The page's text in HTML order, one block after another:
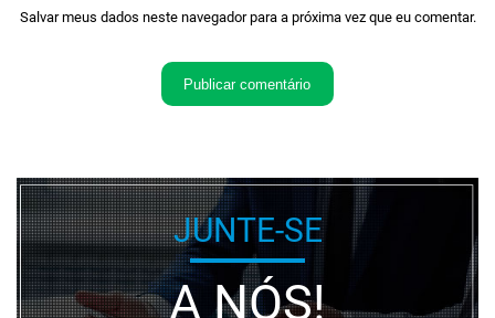
Salvar meus dados neste navegador para a próxima vez que eu comentar.
JUNTE-SE
A NÓS!